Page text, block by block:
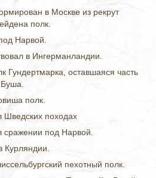
в Москве из рекрут
полк.
Нарвой.
в Ингерманландии.
Гундертмарка, оставшаяся часть
полк.
Шведских походах
под Нарвой.
Курляндии.
пехотный полк.